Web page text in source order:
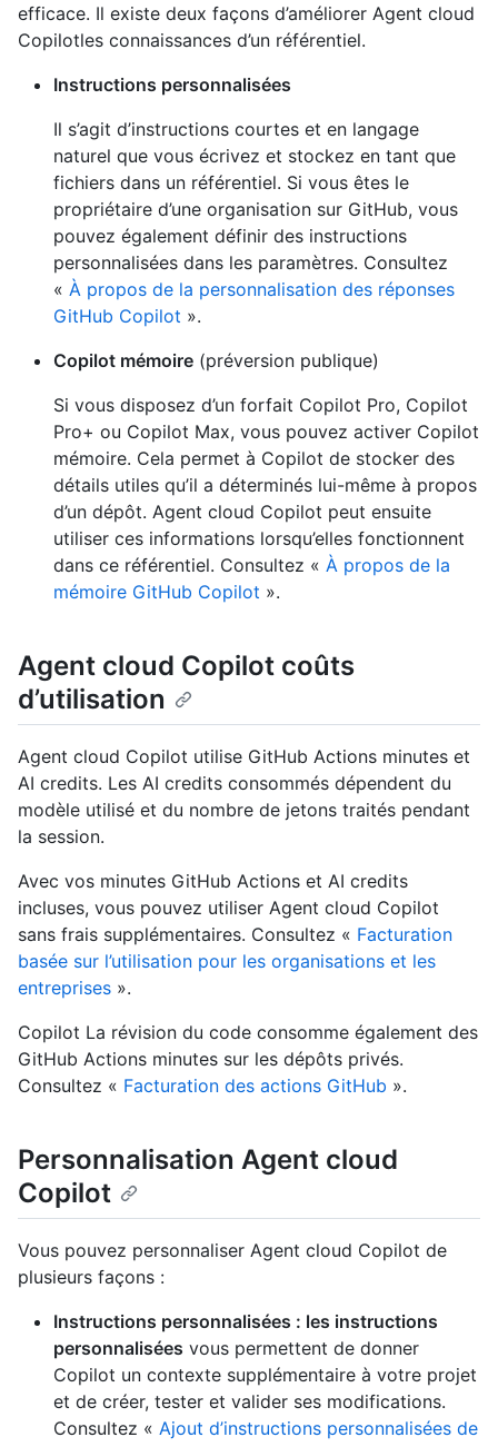
efficace. Il existe deux façons d’améliorer Agent cloud
Copilotles connaissances d’un référentiel.
Instructions personnalisées
Il s’agit d’instructions courtes et en langage
naturel que vous écrivez et stockez en tant que
fichiers dans un référentiel. Si vous êtes le
propriétaire d’une organisation sur GitHub, vous
pouvez également définir des instructions
personnalisées dans les paramètres. Consultez
« À propos de la personnalisation des réponses
GitHub Copilot ».
Copilot mémoire (préversion publique)
Si vous disposez d’un forfait Copilot Pro, Copilot
Pro+ ou Copilot Max, vous pouvez activer Copilot
mémoire. Cela permet à Copilot de stocker des
détails utiles qu’il a déterminés lui-même à propos
d’un dépôt. Agent cloud Copilot peut ensuite
utiliser ces informations lorsqu’elles fonctionnent
dans ce référentiel. Consultez « À propos de la
mémoire GitHub Copilot ».
Agent cloud Copilot coûts
d’utilisation
Agent cloud Copilot utilise GitHub Actions minutes et
AI credits. Les AI credits consommés dépendent du
modèle utilisé et du nombre de jetons traités pendant
la session.
Avec vos minutes GitHub Actions et AI credits
incluses, vous pouvez utiliser Agent cloud Copilot
sans frais supplémentaires. Consultez « Facturation
basée sur l’utilisation pour les organisations et les
entreprises ».
Copilot La révision du code consomme également des
GitHub Actions minutes sur les dépôts privés.
Consultez « Facturation des actions GitHub ».
Personnalisation Agent cloud
Copilot
Vous pouvez personnaliser Agent cloud Copilot de
plusieurs façons :
Instructions personnalisées : les instructions
personnalisées vous permettent de donner
Copilot un contexte supplémentaire à votre projet
et de créer, tester et valider ses modifications.
Consultez « Ajout d’instructions personnalisées de